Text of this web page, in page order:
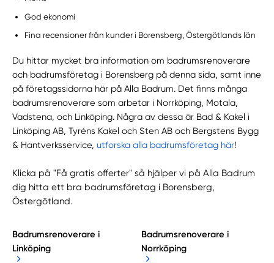
God ekonomi
Fina recensioner från kunder i Borensberg, Östergötlands län
Du hittar mycket bra information om badrumsrenoverare
och badrumsföretag i Borensberg på denna sida, samt inne
på företagssidorna här på Alla Badrum. Det finns många
badrumsrenoverare som arbetar i Norrköping, Motala,
Vadstena, och Linköping. Några av dessa är Bad & Kakel i
Linköping AB, Tyréns Kakel och Sten AB och Bergstens Bygg
& Hantverksservice,utforska alla badrumsföretag här!
Klicka på "Få gratis offerter" så hjälper vi på Alla Badrum
dig hitta ett bra badrumsföretag i Borensberg,
Östergötland.
Badrumsrenoverare i
Linköping
Badrumsrenoverare i
Norrköping